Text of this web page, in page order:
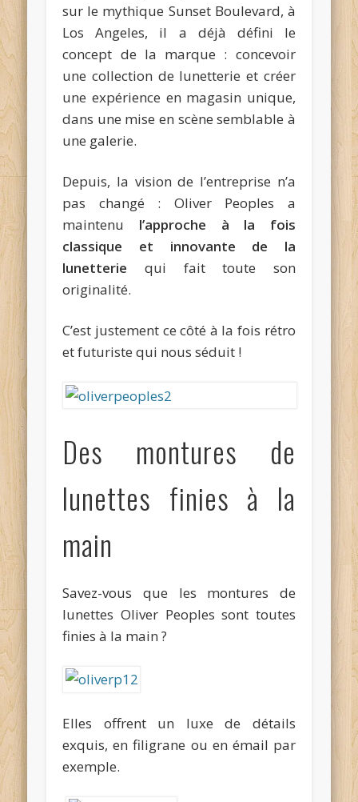
sur le mythique Sunset Boulevard, à
Los Angeles, il a déjà défini le
concept de la marque : concevoir
une collection de lunetterie et créer
une expérience en magasin unique,
dans une mise en scène semblable à
une galerie.
Depuis, la vision de l’entreprise n’a
pas changé : Oliver Peoples a
maintenu l’approche à la fois
classique et innovante de la
lunetterie qui fait toute son
originalité.
C’est justement ce côté à la fois rétro
et futuriste qui nous séduit !
Des montures de
lunettes finies à la
main
Savez-vous que les montures de
lunettes Oliver Peoples sont toutes
finies à la main ?
Elles offrent un luxe de détails
exquis, en filigrane ou en émail par
exemple.